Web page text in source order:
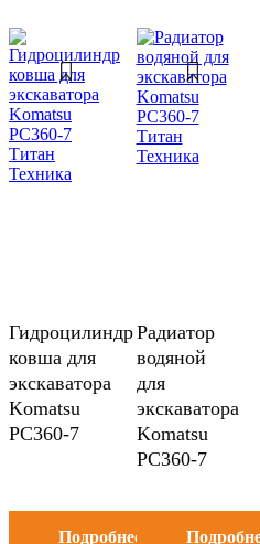
Гидроцилиндр
ковша для
экскаватора
Komatsu
PC360-7
Подробнее
Радиатор
водяной
для
экскаватора
Komatsu
PC360-7